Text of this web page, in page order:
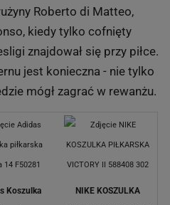
Roberto di Matteo,
kiedy tylko cofnięty
znajdował się przy piłce.
jest konieczna - nie tylko
mógł zagrać w rewanżu.
Koszulka
NIKE KOSZULKA